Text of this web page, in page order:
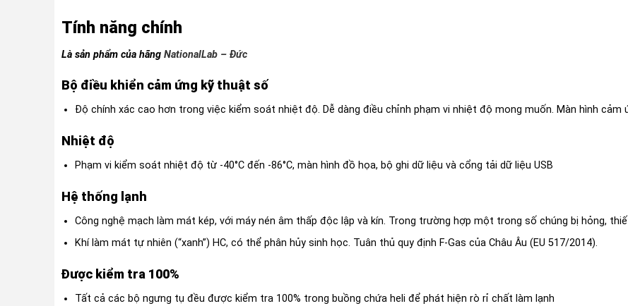
Tính năng chính
Là sản phẩm của hãng NationalLab – Đức
Bộ điều khiển cảm ứng kỹ thuật số
Độ chính xác cao hơn trong việc kiểm soát nhiệt độ. Dễ dàng điều chỉnh phạm vi nhiệt độ mong muốn. Màn hình cảm
Nhiệt độ
Phạm vi kiểm soát nhiệt độ từ -40°C đến -86°C, màn hình đồ họa, bộ ghi dữ liệu và cổng tải dữ liệu USB
Hệ thống lạnh
Công nghệ mạch làm mát kép, với máy nén âm thấp độc lập và kín. Trong trường hợp một trong số chúng bị hỏng,
Khí làm mát tự nhiên (“xanh”) HC, có thể phân hủy sinh học. Tuân thủ quy định F-Gas của Châu Âu (EU 517/2014).
Được kiểm tra 100%
Tất cả các bộ ngưng tụ đều được kiểm tra 100% trong buồng chứa heli để phát hiện rò rỉ chất làm lạnh